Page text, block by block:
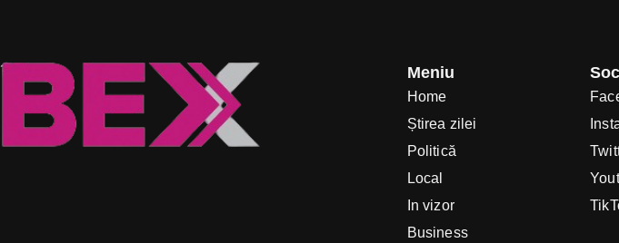
Meniu
Home
Știrea zilei
Politică
Local
In vizor
Business